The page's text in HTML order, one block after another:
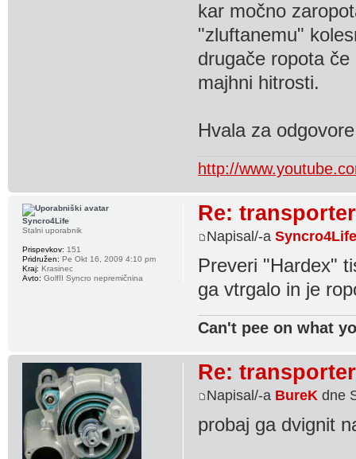
kar močno
"zluftanemu"
drugače ropota
majhni hitrosti.
Hvala za
http://
Re:
Napisal/-a
Preveri "Hardex"
ga vtrgalo in je
Can't pee on what
Syncro4Life
Stalni uporabnik
Prispevkov: 151
Pridružen: Pe Okt 16, 2009 4:10 pm
Kraj: Krasinec
Avto: GolfII Syncro nepremičnina
Re:
Napisal/-a BureK dne
probaj ga dvignit